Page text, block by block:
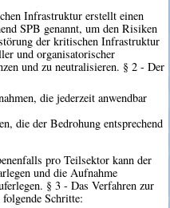
Infrastruktur erstellt einen
SPB genannt, um den Risiken
der kritischen Infrastruktur
und organisatorischer
und zu neutralisieren. § 2 - Der
die jederzeit anwendbar
die der Bedrohung entsprechend
pro Teilsektor kann der
und die Aufnahme
§ 3 - Das Verfahren zur
Schritte: